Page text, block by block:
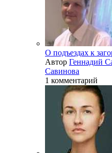
О подъездах к
Автор Геннадий
Савинова
1 комментарий